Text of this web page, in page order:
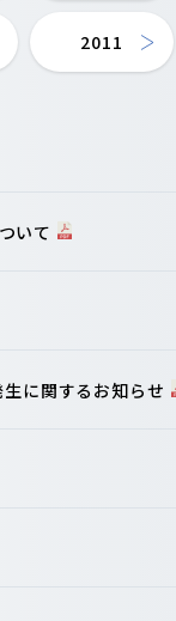
2011
いて
に関するお知らせ